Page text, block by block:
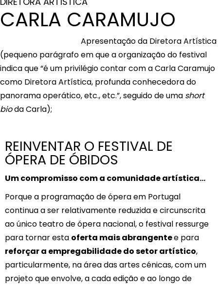
CARLA CARAMUJO
Apresentação da Diretora Artística
(pequeno parágrafo em que a organização do festival
indica que “é um privilégio contar com a Carla Caramujo
como Diretora Artística, profunda conhecedora do
panorama operático, etc., etc.”, seguido de uma short
bioda Carla);
REINVENTAR O FESTIVAL DE
ÓPERA DE ÓBIDOS
Um compromisso com a comunidade artística…
Porque a programação de ópera em Portugal
continua a ser relativamente reduzida e circunscrita
ao único teatro de ópera nacional, o festival ressurge
para tornar esta oferta mais abrangentee para
reforçar a empregabilidade do setor artístico,
particularmente, na área das artes cénicas, com um
projeto que envolve, a cada edição e ao longo de